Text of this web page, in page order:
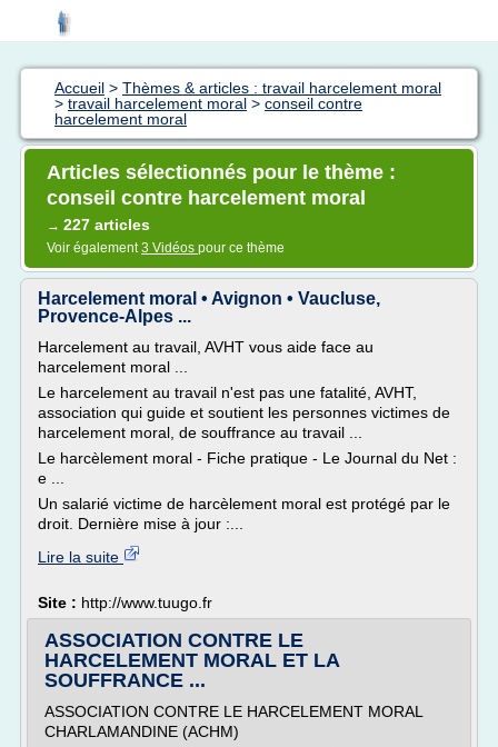
Accueil > Thèmes & articles : travail harcelement moral
> travail harcelement moral > conseil contre
harcelement moral
Articles sélectionnés pour le thème :
conseil contre harcelement moral
→ 227 articles
Voir également3 Vidéos pour ce thème
Harcelement moral • Avignon • Vaucluse,
Provence-Alpes ...
Harcelement au travail, AVHT vous aide face au
harcelement moral ...
Le harcelement au travail n'est pas une fatalité, AVHT,
association qui guide et soutient les personnes victimes de
harcelement moral, de souffrance au travail ...
Le harcèlement moral - Fiche pratique - Le Journal du Net :
e ...
Un salarié victime de harcèlement moral est protégé par le
droit. Dernière mise à jour :...
Lire la suite
Site : http://www.tuugo.fr
ASSOCIATION CONTRE LE
HARCELEMENT MORAL ET LA
SOUFFRANCE ...
ASSOCIATION CONTRE LE HARCELEMENT MORAL
CHARLAMANDINE (ACHM)